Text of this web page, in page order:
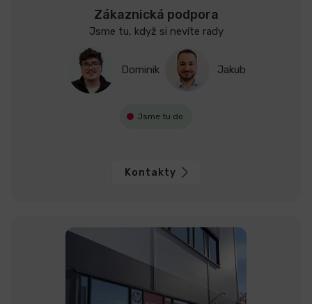
Zákaznická podpora
Jsme tu, když si nevíte rady
Dominik Jakub
Jsme tu do
Kontakty